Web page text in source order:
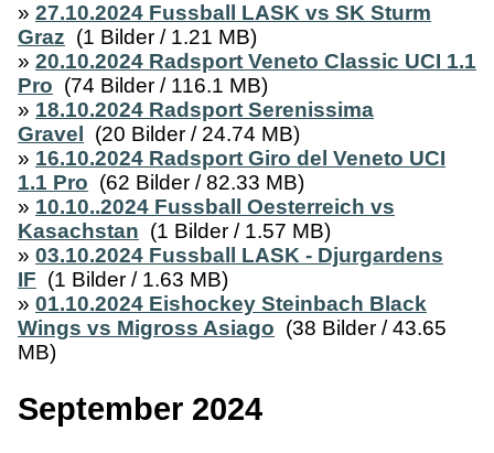
» 27.10.2024 Fussball LASK vs SK Sturm
Graz (1 Bilder / 1.21 MB)
» 20.10.2024 Radsport Veneto Classic UCI 1.1
Pro (74 Bilder / 116.1 MB)
» 18.10.2024 Radsport Serenissima
Gravel
(20 Bilder / 24.74 MB)
» 16.10.2024 Radsport Giro del Veneto UCI
1.1 Pro (62 Bilder / 82.33 MB)
» 10.10..2024 Fussball Oesterreich vs
Kasachstan (1 Bilder / 1.57 MB)
» 03.10.2024 Fussball LASK - Djurgardens
IF (1 Bilder / 1.63 MB)
» 01.10.2024 Eishockey Steinbach Black
Wings vs Migross Asiago (38 Bilder / 43.65
MB)
September 2024